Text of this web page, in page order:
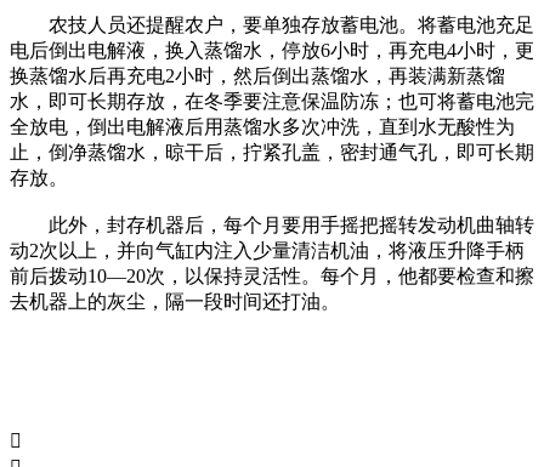
农技人员还提醒农户，要单独存放蓄电池。将蓄电池充足
电后倒出电解液，换入蒸馏水，停放6小时，再充电4小时，更
换蒸馏水后再充电2小时，然后倒出蒸馏水，再装满新蒸馏
水，即可长期存放，在冬季要注意保温防冻；也可将蓄电池完
全放电，倒出电解液后用蒸馏水多次冲洗，直到水无酸性为
止，倒净蒸馏水，晾干后，拧紧孔盖，密封通气孔，即可长期
存放。
此外，封存机器后，每个月要用手摇把摇转发动机曲轴转
动2次以上，并向气缸内注入少量清洁机油，将液压升降手柄
前后拨动10—20次，以保持灵活性。每个月，他都要检查和擦
去机器上的灰尘，隔一段时间还打油。
